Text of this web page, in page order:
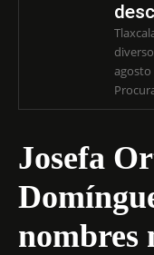
agosto
Josefa
nombres